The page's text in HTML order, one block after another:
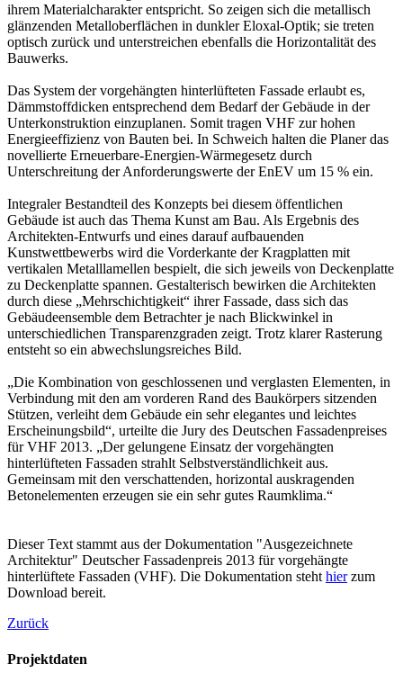
ihrem Materialcharakter entspricht. So zeigen sich die metallisch
glänzenden Metalloberflächen in dunkler Eloxal-Optik; sie treten
optisch zurück und unterstreichen ebenfalls die Horizontalität des
Bauwerks.
Das System der vorgehängten hinterlüfteten Fassade erlaubt es,
Dämmstoffdicken entsprechend dem Bedarf der Gebäude in der
Unterkonstruktion einzuplanen. Somit tragen VHF zur hohen
Energieeffizienz von Bauten bei. In Schweich halten die Planer das
novellierte Erneuerbare-Energien-Wärmegesetz durch
Unterschreitung der Anforderungswerte der EnEV um 15 % ein.
Integraler Bestandteil des Konzepts bei diesem öffentlichen
Gebäude ist auch das Thema Kunst am Bau. Als Ergebnis des
Architekten-Entwurfs und eines darauf aufbauenden
Kunstwettbewerbs wird die Vorderkante der Kragplatten mit
vertikalen Metalllamellen bespielt, die sich jeweils von Deckenplatte
zu Deckenplatte spannen. Gestalterisch bewirken die Architekten
durch diese „Mehrschichtigkeit“ ihrer Fassade, dass sich das
Gebäudeensemble dem Betrachter je nach Blickwinkel in
unterschiedlichen Transparenzgraden zeigt. Trotz klarer Rasterung
entsteht so ein abwechslungsreiches Bild.
„Die Kombination von geschlossenen und verglasten Elementen, in
Verbindung mit den am vorderen Rand des Baukörpers sitzenden
Stützen, verleiht dem Gebäude ein sehr elegantes und leichtes
Erscheinungsbild“, urteilte die Jury des Deutschen Fassadenpreises
für VHF 2013. „Der gelungene Einsatz der vorgehängten
hinterlüfteten Fassaden strahlt Selbstverständlichkeit aus.
Gemeinsam mit den verschattenden, horizontal auskragenden
Betonelementen erzeugen sie ein sehr gutes Raumklima.“
Dieser Text stammt aus der Dokumentation "Ausgezeichnete
Architektur" Deutscher Fassadenpreis 2013 für vorgehängte
hinterlüftete Fassaden (VHF). Die Dokumentation steht hierzum
Download bereit.
Zurück
Projektdaten